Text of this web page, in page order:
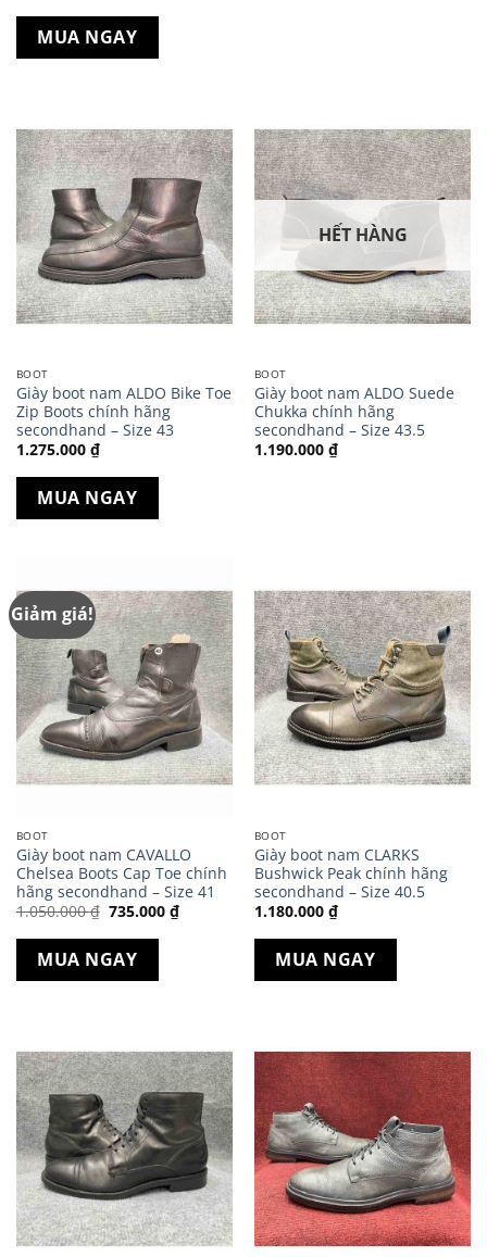
MUA NGAY
BOOT
Giày boot nam ALDO Bike Toe
Zip Boots chính hãng
secondhand – Size 43
1.275.000 ₫
MUA NGAY
HẾT HÀNG
BOOT
Giày boot nam ALDO Suede
Chukka chính hãng
secondhand – Size 43.5
1.190.000 ₫
Giảm giá!
BOOT
Giày boot nam CAVALLO
Chelsea Boots Cap Toe chính
hãng secondhand – Size 41
1.050.000₫ Giá
gốc
là:
1.050.000 ₫.
735.000 ₫Giá
hiện
MUA NGAY
BOOT
Giày boot nam CLARKS
Bushwick Peak chính hãng
secondhand – Size 40.5
1.180.000 ₫
MUA NGAY